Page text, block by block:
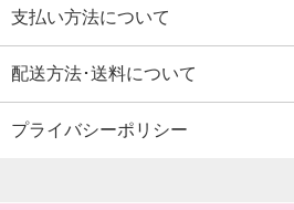
支払い方法について
配送方法･送料について
プライバシーポリシー